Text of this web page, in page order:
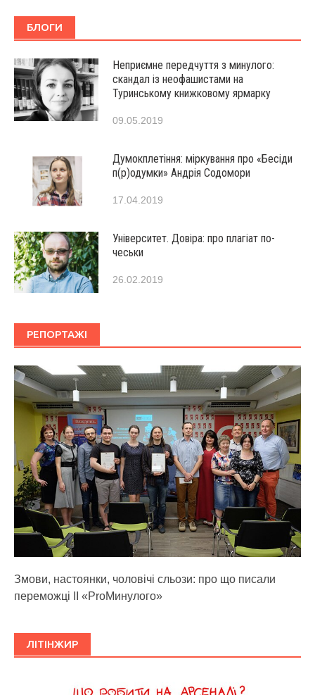
БЛОГИ
Неприємне передчуття з минулого:
скандал із неофашистами на
Туринському книжковому ярмарку
09.05.2019
Думокплетіння: міркування про «Бесіди
п(р)одумки» Андрія Содомори
17.04.2019
Університет. Довіра: про плагіат по-
чеськи
26.02.2019
РЕПОРТАЖІ
Змови, настоянки, чоловічі сльози: про що писали
переможці ІІ «ProМинулого»
ЛІТІНЖИР